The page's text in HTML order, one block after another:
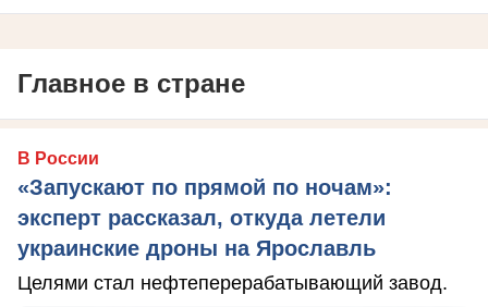
Главное в стране
В России
«Запускают по прямой по ночам»:
эксперт рассказал, откуда летели
украинские дроны на Ярославль
Целями стал нефтеперерабатывающий завод.